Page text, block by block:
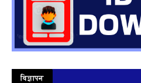
विज्ञापन